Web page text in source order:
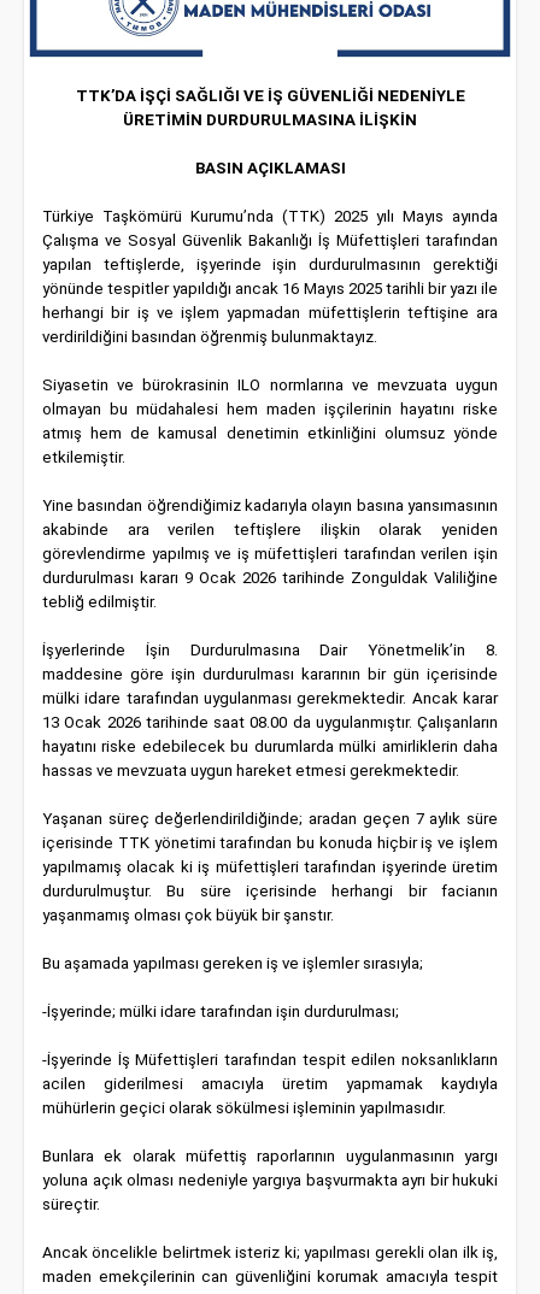
TTK’DA İŞÇİ SAĞLIĞI VE İŞ GÜVENLİĞİ NEDENİYLE
ÜRETİMİN DURDURULMASINA İLİŞKİN
BASIN AÇIKLAMASI
Türkiye Taşkömürü Kurumu’nda (TTK) 2025 yılı Mayıs ayında
Çalışma ve Sosyal Güvenlik Bakanlığı İş Müfettişleri tarafından
yapılan teftişlerde, işyerinde işin durdurulmasının gerektiği
yönünde tespitler yapıldığı ancak 16 Mayıs 2025 tarihli bir yazı ile
herhangi bir iş ve işlem yapmadan müfettişlerin teftişine ara
verdirildiğini basından öğrenmiş bulunmaktayız.
Siyasetin ve bürokrasinin ILO normlarına ve mevzuata uygun
olmayan bu müdahalesi hem maden işçilerinin hayatını riske
atmış hem de kamusal denetimin etkinliğini olumsuz yönde
etkilemiştir.
Yine basından öğrendiğimiz kadarıyla olayın basına yansımasının
akabinde ara verilen teftişlere ilişkin olarak yeniden
görevlendirme yapılmış ve iş müfettişleri tarafından verilen işin
durdurulması kararı 9 Ocak 2026 tarihinde Zonguldak Valiliğine
tebliğ edilmiştir.
İşyerlerinde İşin Durdurulmasına DairYönetmelik’in 8.
maddesine göre işin durdurulması kararının bir gün içerisinde
mülki idare tarafından uygulanması gerekmektedir. Ancak karar
13 Ocak 2026 tarihinde saat 08.00 da uygulanmıştır. Çalışanların
hayatını riske edebilecek bu durumlarda mülki amirliklerin daha
hassas ve mevzuata uygun hareket etmesi gerekmektedir.
Yaşanan süreç değerlendirildiğinde; aradan geçen 7 aylık süre
içerisinde TTK yönetimi tarafından bu konuda hiçbir iş ve işlem
yapılmamış olacak ki iş müfettişleri tarafından işyerinde üretim
durdurulmuştur. Bu süre içerisinde herhangi bir facianın
yaşanmamış olması çok büyük bir şanstır.
Bu aşamada yapılması gereken iş ve işlemler sırasıyla;
-İşyerinde; mülki idare tarafından işin durdurulması;
-İşyerinde İş Müfettişleri tarafından tespit edilen noksanlıkların
acilen giderilmesi amacıyla üretim yapmamak kaydıyla
mühürlerin geçici olarak sökülmesi işleminin yapılmasıdır.
Bunlara ek olarak müfettiş raporlarının uygulanmasının yargı
yoluna açık olması nedeniyle yargıya başvurmakta ayrı bir hukuki
süreçtir.
Ancak öncelikle belirtmek isteriz ki; yapılması gerekli olan ilk iş,
maden emekçilerinin can güvenliğini korumak amacıyla tespit